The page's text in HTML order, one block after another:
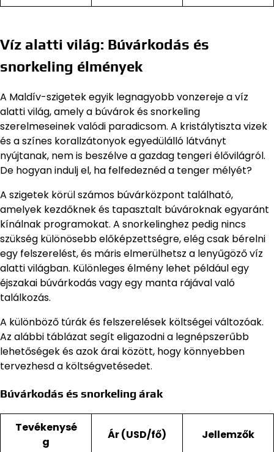
Víz alatti világ: Búvárkodás és
snorkeling élmények
A Maldív-szigetek egyik legnagyobb vonzereje a víz
alatti világ, amely a búvárok és snorkeling
szerelmeseinek valódi paradicsom. A kristálytiszta vizek
és a színes korallzátonyok egyedülálló látványt
nyújtanak, nem is beszélve a gazdag tengeri élővilágról.
De hogyan indulj el, ha felfedeznéd a tenger mélyét?
A szigetek körül számos búvárközpont található,
amelyek kezdőknek és tapasztalt búvároknak egyaránt
kínálnak programokat. A snorkelinghez pedig nincs
szükség különösebb előképzettségre, elég csak bérelni
egy felszerelést, és máris elmerülhetsz a lenyűgöző víz
alatti világban. Különleges élmény lehet például egy
éjszakai búvárkodás vagy egy manta rájával való
találkozás.
A különböző túrák és felszerelések költségei változóak.
Az alábbi táblázat segít eligazodni a legnépszerűbb
lehetőségek és azok árai között, hogy könnyebben
tervezhesd a költségvetésedet.
Búvárkodás és snorkeling árak
Tevékenysé
g
Ár (USD/fő) Jellemzők